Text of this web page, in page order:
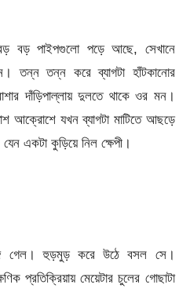
বড় বড় পাইপগুলো পড়ে আছে, সেখানে
তন্ন তন্ন করে ব্যাগটা হাঁটকানোর
দাঁড়িপাল্লায় দুলতে থাকে ওর মন।
আক্রোশে যখন ব্যাগটা মাটিতে আছড়ে
একটা কুড়িয়ে নিল ক্ষেপী।
গেল। হুড়মুড় করে উঠে বসল সে।
প্রতিক্রিয়ায় মেয়েটার চুলের গোছাটা